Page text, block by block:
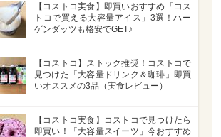
【コストコ実食】即買いおすすめ「コス
トコで買える大容量アイス」3選！ハー
ゲンダッツも格安でGET♪
【コストコ】ストック推奨！コストコで
見つけた「大容量ドリンク＆珈琲」即買
いオススメの3品（実食レビュー）
【コストコ実食】コストコで見つけたら
即買い！「大容量スイーツ」今おすすめ